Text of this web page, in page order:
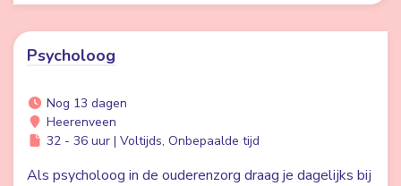
Psycholoog
Nog 13 dagen
Heerenveen
32 - 36 uur | Voltijds, Onbepaalde tijd
Als psycholoog in de ouderenzorg draag je dagelijks bij